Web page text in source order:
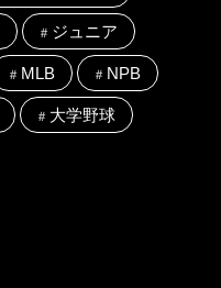
ジュニア
MLB NPB
大学野球